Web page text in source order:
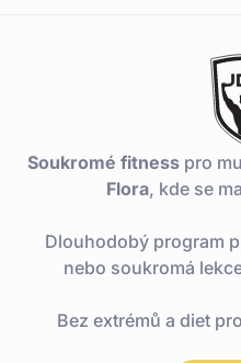
Soukromé fitnesspro
Flora, kde se
Dlouhodobý program
nebo soukromá
Bez extrémů a diet